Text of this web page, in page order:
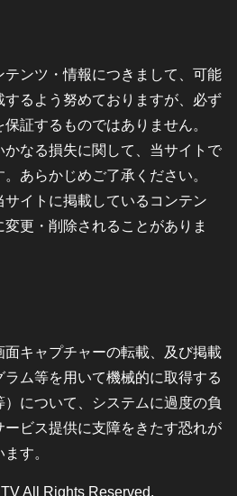
ンツ・情報につきまして、可能
るよう努めておりますが、必ず
証するものではありません。
なる損失に関して、当サイトで
あらかじめご了承ください。
イトに掲載しているコンテン
更・削除されることがありま
キャプチャーの転載、及び掲載
ラム等を用いて機械的に取得する
について、システムに過度の負
ビス提供に支障をきたす恐れが
す。
All Rights Reserved.